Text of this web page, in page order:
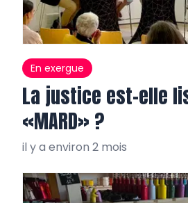
En exergue
La justice est-elle
«MARD» ?
il y a environ 2 mois